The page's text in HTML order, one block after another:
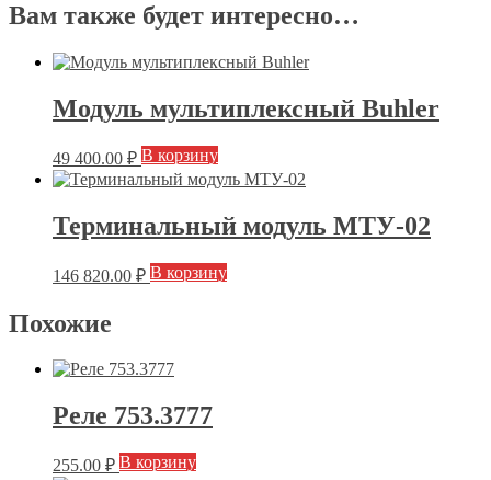
Вам также будет интересно…
Модуль мультиплексный Buhler
49 400.00 ₽ В корзину
Терминальный модуль МТУ-02
146 820.00 ₽ В корзину
Похожие
Реле 753.3777
255.00 ₽ В корзину